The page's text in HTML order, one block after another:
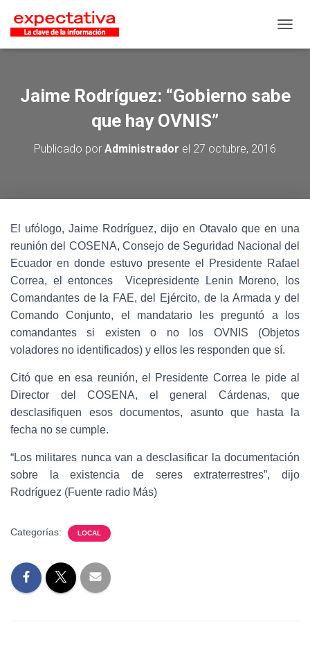
Jaime Rodríguez: “Gobierno sabe
que hay OVNIS”
Publicado por Administrador el 27 octubre, 2016
El ufólogo, Jaime Rodríguez, dijo en Otavalo que en una
reunión del COSENA, Consejo de Seguridad Nacional del
Ecuador en donde estuvo presente el Presidente Rafael
Correa, el entonces Vicepresidente Lenin Moreno, los
Comandantes de la FAE, del Ejército, de la Armada y del
Comando Conjunto, el mandatario les preguntó a los
comandantes si existen o no los OVNIS (Objetos
voladores no identificados) y ellos les responden que sí.
Citó que en esa reunión, el Presidente Correa le pide al
Director del COSENA, el general Cárdenas, que
desclasifiquen esos documentos, asunto que hasta la
fecha no se cumple.
“Los militares nunca van a desclasificar la documentación
sobre la existencia de seres extraterrestres”, dijo
Rodríguez (Fuente radio Más)
Categorías: LOCAL